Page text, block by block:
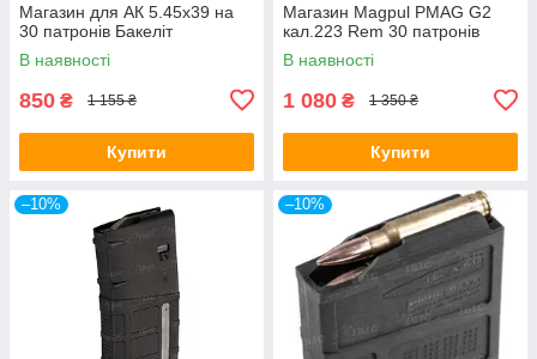
Магазин для АК 5.45х39 на
30 патронів Бакеліт
В наявності
850 ₴ 1 155 ₴
Купити
Магазин Magpul PMAG G2
кал.223 Rem 30 патронів
В наявності
1 080 ₴ 1 350 ₴
Купити
–10% –10%